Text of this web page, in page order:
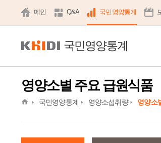
메인 Q&A 국민영양통계
국민영양통계
영양소별 주요 급원식품
home국민영양통계 영양소섭취량 영양소